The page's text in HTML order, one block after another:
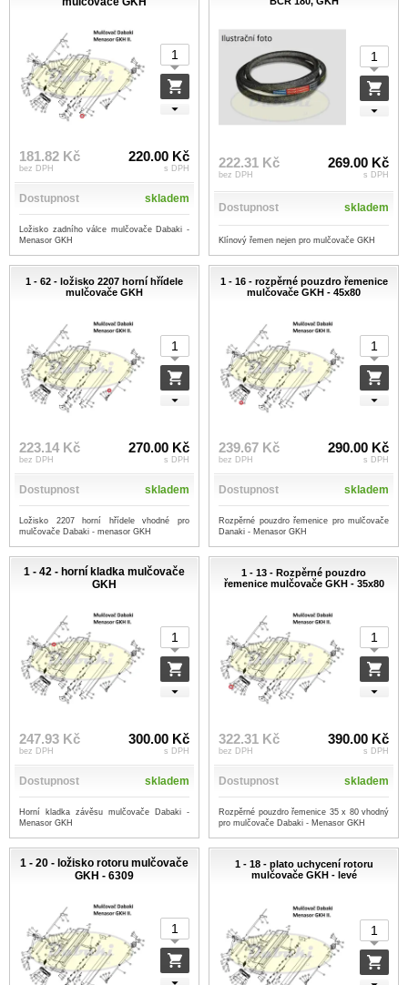
181.82 Kč
bez DPH
220.00 Kč
s DPH
Dostupnost skladem
Ložisko zadního válce mulčovače Dabaki -
Menasor GKH
222.31 Kč
bez DPH
269.00 Kč
s DPH
Dostupnost skladem
Klínový řemen nejen pro mulčovače GKH
1 - 62 - ložisko 2207 horní hřídele
mulčovače GKH
223.14 Kč
bez DPH
270.00 Kč
s DPH
Dostupnost skladem
Ložisko 2207 horní hřídele vhodné pro
mulčovače Dabaki - menasor GKH
1 - 16 - rozpěrné pouzdro řemenice
mulčovače GKH - 45x80
239.67 Kč
bez DPH
290.00 Kč
s DPH
Dostupnost skladem
Rozpěrné pouzdro řemenice pro mulčovače
Danaki - Menasor GKH
1 - 42 - horní kladka mulčovače
GKH
247.93 Kč
bez DPH
300.00 Kč
s DPH
Dostupnost skladem
Horní kladka závěsu mulčovače Dabaki -
Menasor GKH
1 - 13 - Rozpěrné pouzdro
řemenice mulčovače GKH - 35x80
322.31 Kč
bez DPH
390.00 Kč
s DPH
Dostupnost skladem
Rozpěrné pouzdro řemenice 35 x 80 vhodný
pro mulčovače Dabaki - Menasor GKH
1 - 20 - ložisko rotoru mulčovače
GKH - 6309
1 - 18 - plato uchycení rotoru
mulčovače GKH - levé